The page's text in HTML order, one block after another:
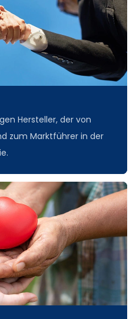
Hersteller, der von
zum Marktführer in der